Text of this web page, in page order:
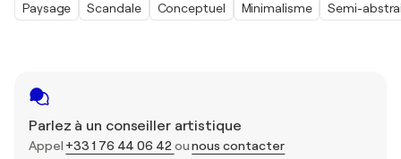
Parlez à un conseiller artistique
Appel +33 1 76 44 06 42 ounous contacter
Paysage Scandale Conceptuel Minimalisme Semi-